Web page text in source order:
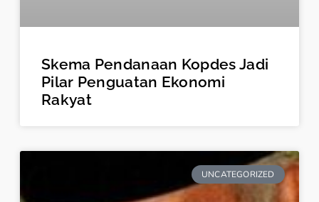
Skema Pendanaan Kopdes Jadi
Pilar Penguatan Ekonomi
Rakyat
UNCATEGORIZED